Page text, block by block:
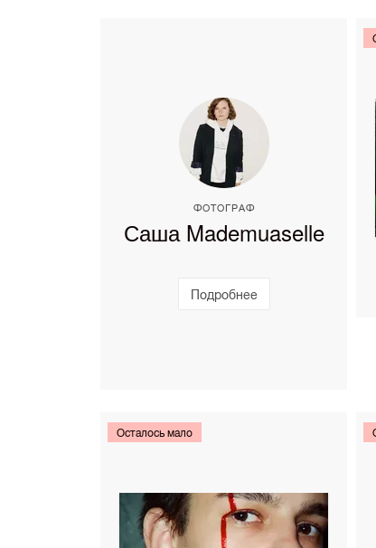
ФОТОГРАФ
Саша Mademuaselle
Подробнее
Осталось мало